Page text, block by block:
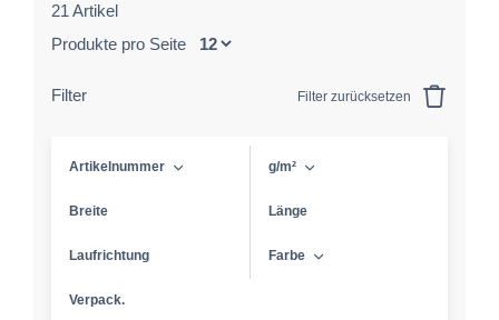
21 Artikel
Produkte pro Seite
Filter Filter zurücksetzen
Artikelnummer g/m²
Breite Länge
Laufrichtung Farbe
Verpack.